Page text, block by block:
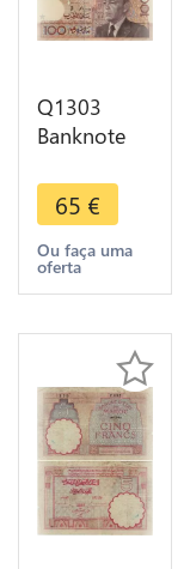
Q1303
Banknote
100
Dirhams
King
Hassan II
1407 UNC -
65 €
Ou faça uma
oferta